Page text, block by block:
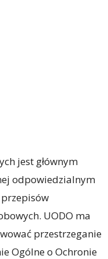
jest głównym
odpowiedzialnym
UODO ma
przestrzeganie
Ogólne o Ochronie